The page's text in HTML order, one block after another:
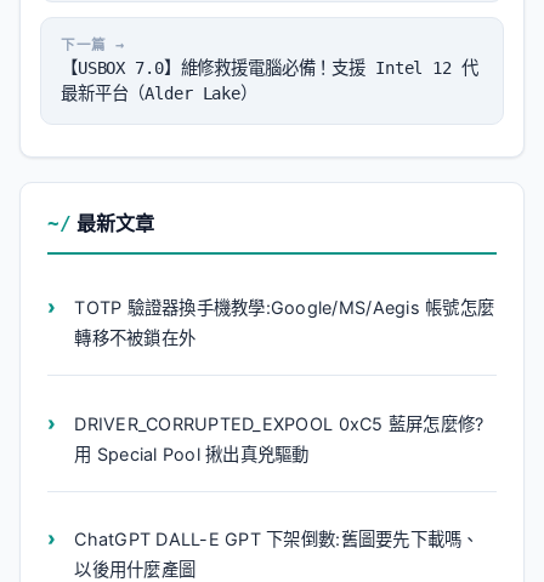
【USBOX 7.0】維修救援電腦必備！支援 Intel 12 代
最新平台（Alder Lake）
最新文章
TOTP 驗證器換手機教學:Google/MS/Aegis 帳號怎麼
轉移不被鎖在外
DRIVER_CORRUPTED_EXPOOL 0xC5 藍屏怎麼修?
用 Special Pool 揪出真兇驅動
ChatGPT DALL-E GPT 下架倒數:舊圖要先下載嗎、
以後用什麼產圖